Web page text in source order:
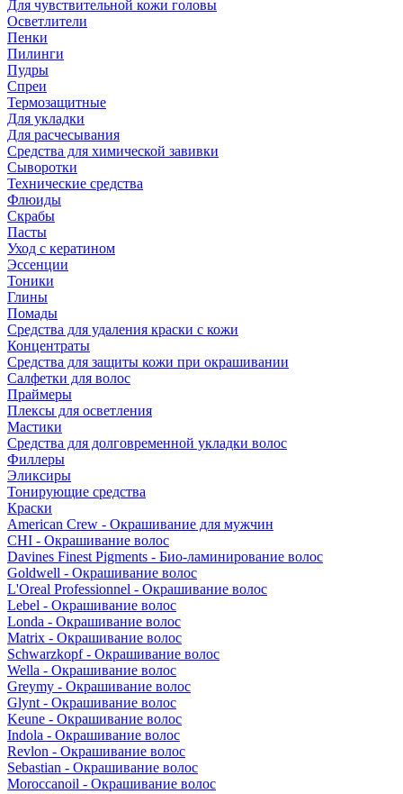
Для чувствительной кожи головы
Осветлители
Пенки
Пилинги
Пудры
Спреи
Термозащитные
Для укладки
Для расчесывания
Средства для химической завивки
Сыворотки
Технические средства
Флюиды
Скрабы
Пасты
Уход с кератином
Эссенции
Тоники
Глины
Помады
Средства для удаления краски с кожи
Концентраты
Средства для защиты кожи при окрашивании
Салфетки для волос
Праймеры
Плексы для осветления
Мастики
Средства для долговременной укладки волос
Филлеры
Эликсиры
Тонирующие средства
Краски
American Crew - Окрашивание для мужчин
CHI - Окрашивание волос
Davines Finest Pigments - Био-ламинирование волос
Goldwell - Окрашивание волос
L'Oreal Professionnel - Окрашивание волос
Lebel - Окрашивание волос
Londa - Окрашивание волос
Matrix - Окрашивание волос
Schwarzkopf - Окрашивание волос
Wella - Окрашивание волос
Greymy - Окрашивание волос
Glynt - Окрашивание волос
Keune - Окрашивание волос
Indola - Окрашивание волос
Revlon - Окрашивание волос
Sebastian - Окрашивание волос
Moroccanoil - Окрашивание волос